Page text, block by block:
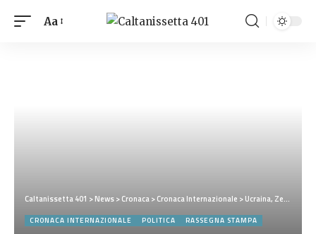
Aa
Caltanissetta 401 >News>Cronaca>Cronaca Internazionale >Ucraina, Zelensky-Trump: seconda telefonata in due giorni. Cremlino: “Momento drammatico di escalation”
CRONACA INTERNAZIONALE POLITICA RASSEGNA STAMPA